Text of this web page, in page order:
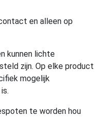
en alleen op
kunnen lichte
zijn. Op elke product
mogelijk
te worden hou